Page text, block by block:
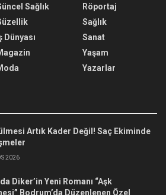
Sağlık
Dünyası
Röportaj
Sağlık
Sanat
Yaşam
Yazarlar
Artık Kader Değil! Saç Ekiminde
2026
Diker’in Yeni Romanı “Aşk
Bodrum’da Düzenlenen Özel